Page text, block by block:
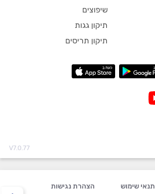
שיפוצים
תיקון גגות
תיקון תריסים
V7.0.77
תנאי שימוש הצהרת נגישות